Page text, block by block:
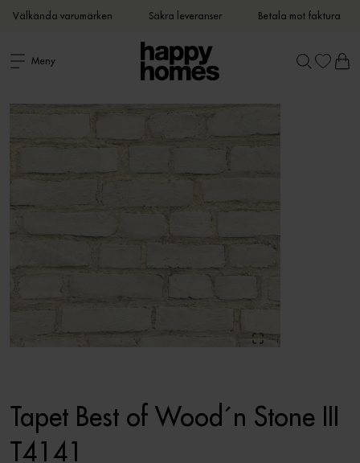
Välkända varumärken Säkra leveranser Betala mot faktura
Meny
Tapet Best of Wood´n Stone III
T4141